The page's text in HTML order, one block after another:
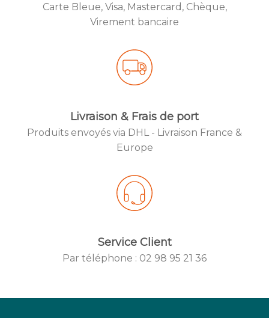
Created by
from the
Carte Bleue, Visa, Mastercard, Chèque,
Virement bancaire
Created by
from the
Livraison & Frais de port
Produits envoyés via DHL - Livraison France &
Europe
from the
Service Client
Par téléphone : 02 98 95 21 36